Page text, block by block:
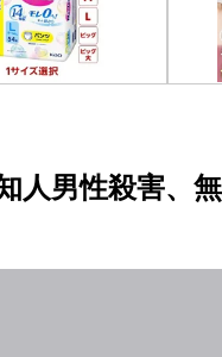
人男性殺害、